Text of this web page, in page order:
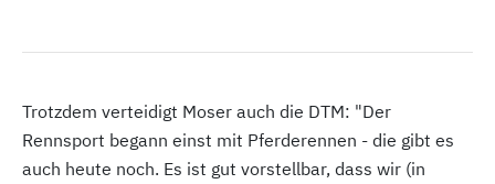
Trotzdem verteidigt Moser auch die DTM: "Der
Rennsport begann einst mit Pferderennen - die gibt es
auch heute noch. Es ist gut vorstellbar, dass wir (in